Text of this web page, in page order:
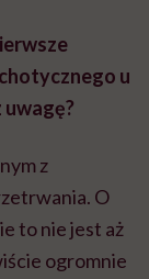
u
z
O
to nie jest aż
ogromnie